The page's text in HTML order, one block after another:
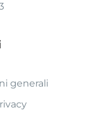
generali